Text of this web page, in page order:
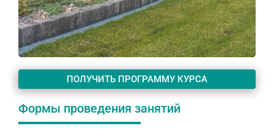
ПОЛУЧИТЬ ПРОГРАММУ КУРСА
Формы проведения занятий